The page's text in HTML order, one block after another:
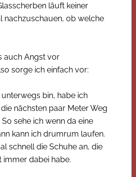
läuft keiner
nachzuschauen, ob welche
auch Angst vor
sorge ich einfach vor:
bin, habe ich
nächsten paar Meter Weg
sehe ich wenn da eine
kann ich drumrum laufen.
schnell die Schuhe an, die
immer dabei habe.